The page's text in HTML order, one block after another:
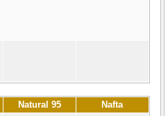
Natural 95 Nafta